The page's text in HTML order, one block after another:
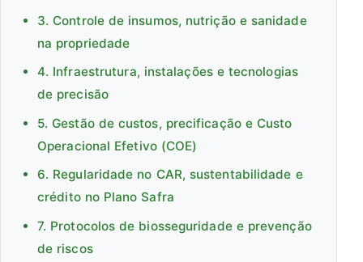
3. Controle de insumos, nutrição e sanidade
na propriedade
4. Infraestrutura, instalações e tecnologias
de precisão
5. Gestão de custos, precificação e Custo
Operacional Efetivo (COE)
6. Regularidade no CAR, sustentabilidade e
crédito no Plano Safra
7. Protocolos de biosseguridade e prevenção
de riscos